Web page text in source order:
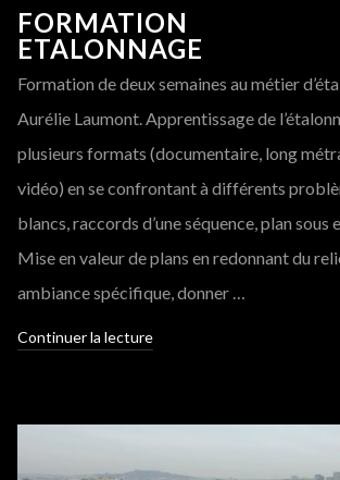
FORMATION
ETALONNAGE
Formation de deux semaines au métier
Aurélie Laumont. Apprentissage de
plusieurs formats (documentaire, long
vidéo) en se confrontant à différents
blancs, raccords d’une séquence, plan sous
Mise en valeur de plans en redonnant du
ambiance spécifique, donner …
Continuer la lecture